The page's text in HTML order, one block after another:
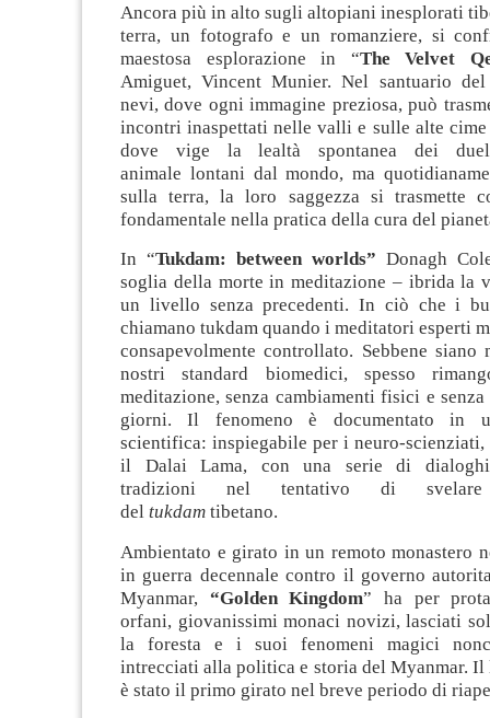
Ancora più in alto sugli altopiani inesplorati
terra, un fotografo e un romanziere, si
maestosa esplorazione in “The Velvet
Amiguet, Vincent Munier. Nel santuario
nevi, dove ogni immagine preziosa, può
incontri inaspettati nelle valli e sulle alte cime
dove vige la lealtà spontanea dei
animale lontani dal mondo, ma
sulla terra, la loro saggezza si trasmette
fondamentale nella pratica della cura del
In “Tukdam: between worlds” Donagh
soglia della morte in meditazione – ibrida la
un livello senza precedenti. In ciò che i
chiamano tukdam quando i meditatori esperti
consapevolmente controllato. Sebbene
nostri standard biomedici, spesso
meditazione, senza cambiamenti fisici e
giorni. Il fenomeno è documentato in
scientifica: inspiegabile per i neuro-scienziati,
il Dalai Lama, con una serie di
tradizioni nel tentativo di
del tukdam tibetano.
Ambientato e girato in un remoto monastero
in guerra decennale contro il governo
Myanmar, “Golden Kingdom” ha per
orfani, giovanissimi monaci novizi, lasciati
la foresta e i suoi fenomeni magici
intrecciati alla politica e storia del Myanmar. Il
è stato il primo girato nel breve periodo di